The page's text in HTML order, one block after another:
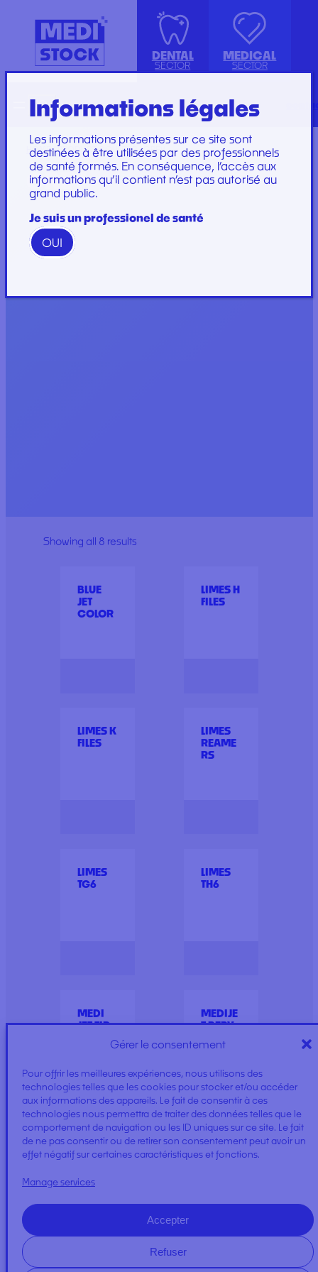
Gérer le consentement
Pour offrir les meilleures expériences, nous utilisons des
technologies telles que les cookies pour stocker et/ou accéder
aux informations des appareils. Le fait de consentir à ces
technologies nous permettra de traiter des données telles que le
comportement de navigation ou les ID uniques sur ce site. Le fait
de ne pas consentir ou de retirer son consentement peut avoir un
effet négatif sur certaines caractéristiques et fonctions.
Manage services
Accepter
Refuser
DENTAL
SECTOR
ISOLATION GOWN WITH COTTON
CUFFS
KIT INSTRUMENTS
LABORATOIRE
PLATEAU
PROTECTION
RESTORATION AND
GAMME
MEDICAL
SECTOR
ACCESSORIES
INJECTION, PRÉLÈVEMENT ET
PERFUSION
CONSOMMABLES
GYNECOLOGY
PROTECTION ET HYGIÈNE
DRESSING SET
PERFUSION SET
CARE SET
SUTURE SET
CARE AND
DRESSINGS
RechercheFrançais
HOME/ PRODUCT COULEUR / GREY
GREY
Showing all 8 results
BLUE
JET
COLOR
LIMES H
FILES
LIMES K
FILES
LIMES
REAME
RS
LIMES
TG6
LIMES
TH6
MEDI
JET TIP
MEDIJE
T BEBY
Informations légales
Les informations présentes sur ce site sont
destinées à être utilisées par des professionnels
de santé formés. En conséquence, l’accès aux
informations qu’il contient n’est pas autorisé au
grand public.
Je suis un professionel de santé
OUI